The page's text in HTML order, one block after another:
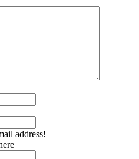
address!